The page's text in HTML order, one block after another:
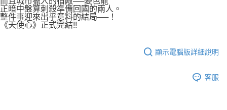
正暗中盤算刺殺準備回國的兩人。
整件事迎來出乎意料的結局──！
《天使心》正式完結!!
顯示電腦版詳細說明
客服